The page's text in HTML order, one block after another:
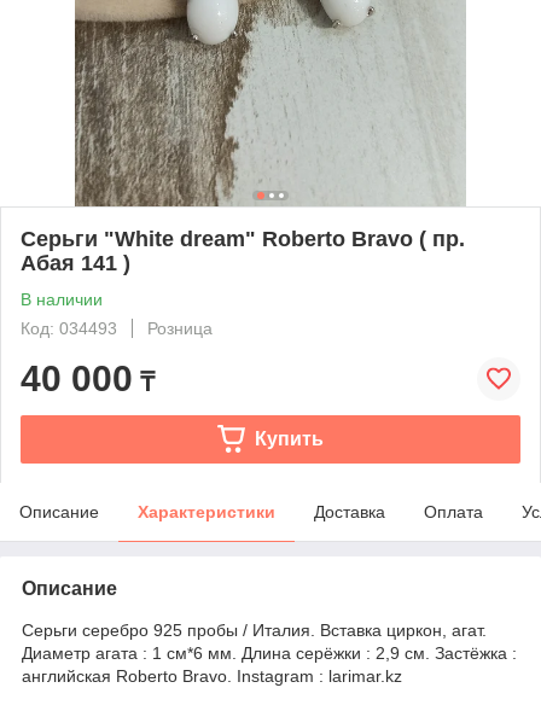
Серьги "White dream" Roberto Bravo ( пр.
Абая 141 )
В наличии
Код: 034493
Розница
40 000 ₸
Купить
Описание Характеристики Доставка Оплата
Описание
Серьги серебро 925 пробы / Италия. Вставка циркон, агат.
Диаметр агата : 1 см*6 мм. Длина серёжки : 2,9 см. Застёжка :
английская Roberto Bravo. Instagram : larimar.kz